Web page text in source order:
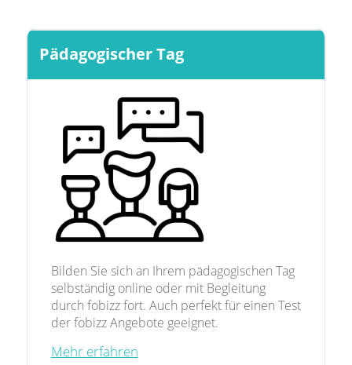
Pädagogischer Tag
Bilden Sie sich an Ihrem pädagogischen Tag
selbständig online oder mit Begleitung
durch fobizz fort. Auch perfekt für einen Test
der fobizz Angebote geeignet.
Mehr erfahren